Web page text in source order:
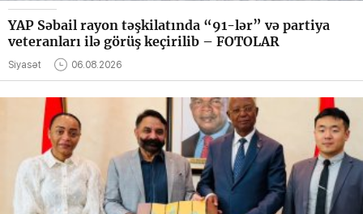
YAP Səbail rayon təşkilatında “91-lər” və partiya
veteranları ilə görüş keçirilib – FOTOLAR
Siyasət 06.08.2026